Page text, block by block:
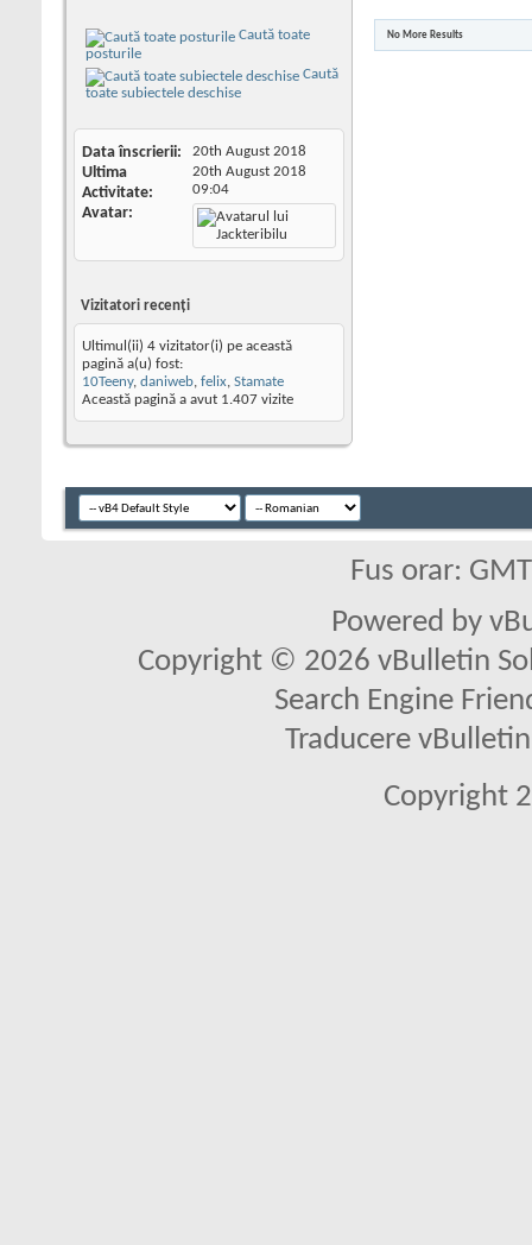
Caută toate
posturile
Caută
toate subiectele deschise
Data înscrierii 20th August 2018
Ultima
Activitate
20th August 2018
09:04
Avatar
Vizitatori recenţi
Ultimul(ii) 4 vizitator(i) pe această
pagină a(u) fost:
10Teeny, daniweb, felix, Stamate
Această pagină a avut 1.407 vizite
No More Results
Fus orar:
Powered by
Copyright © 2026 vBulletin
Search Engine
Traducere
Copyright